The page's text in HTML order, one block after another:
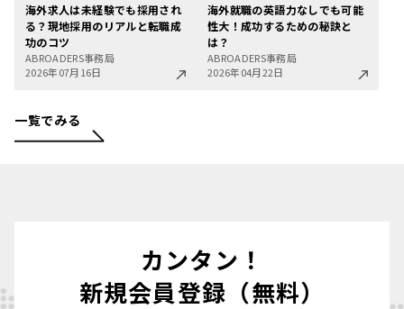
海外求人は未経験でも採用され
る？現地採用のリアルと転職成
功のコツ
ABROADERS事務局
2026年07月16日
海外就職の英語力なしでも可能
性大！成功するための秘訣と
は？
ABROADERS事務局
2026年04月22日
一覧でみる
カンタン！
新規会員登録（無料）